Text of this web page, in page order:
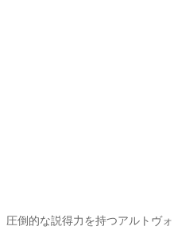
圧倒的な説得力を持つアルトヴ